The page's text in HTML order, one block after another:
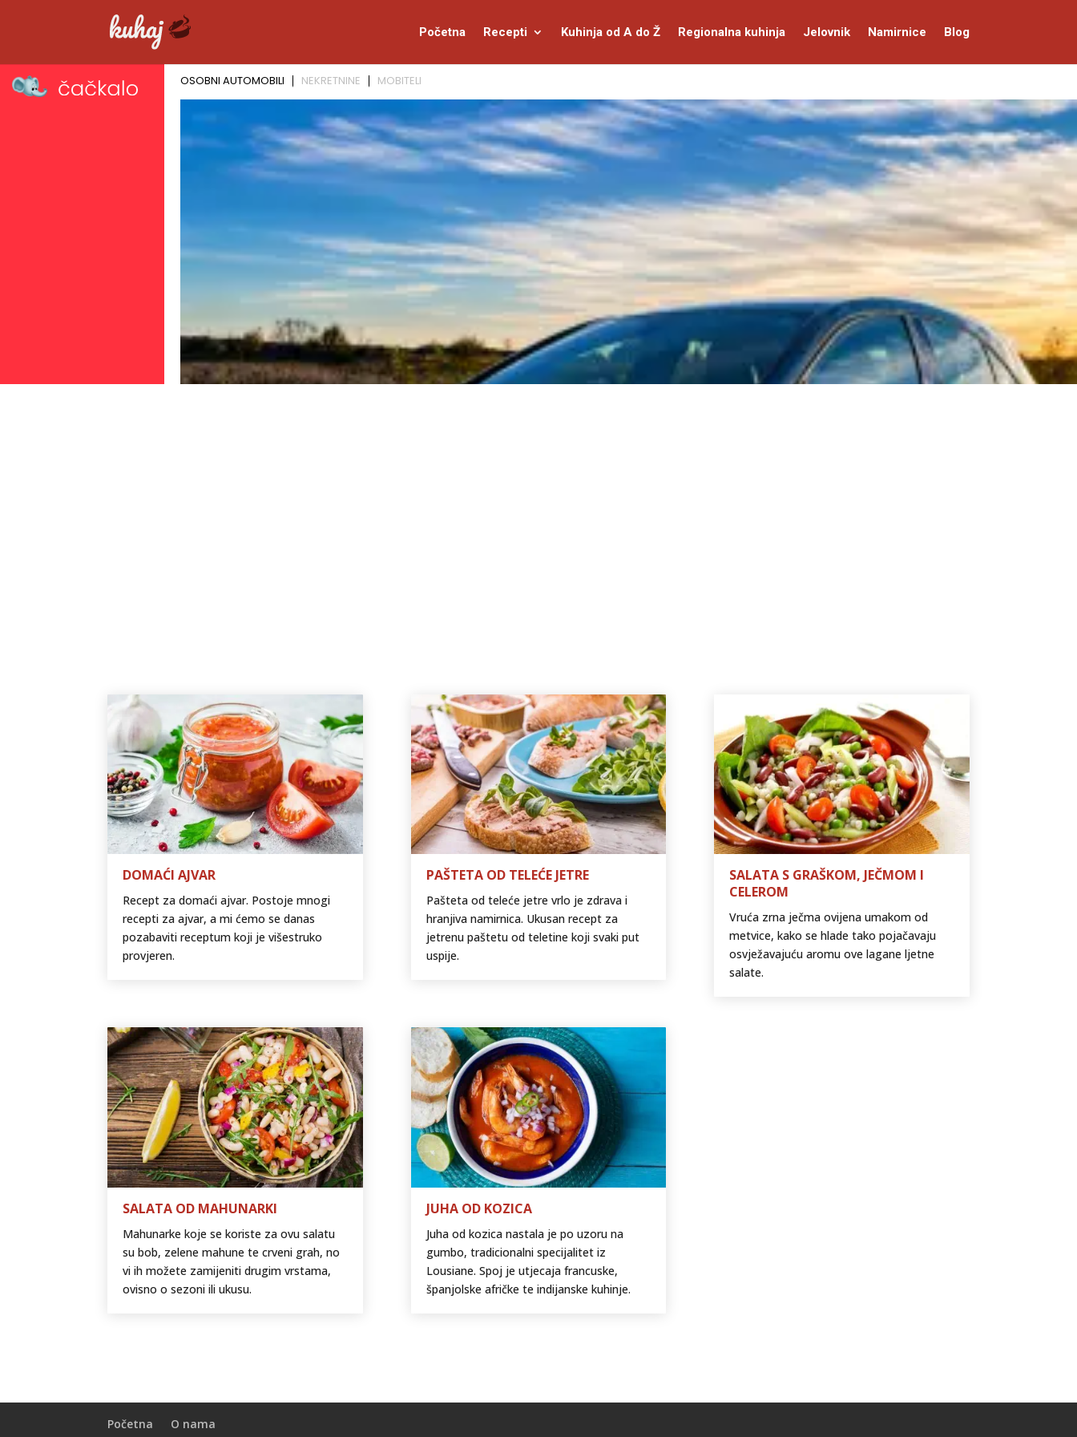
Početna Recepti Kuhinja od A do Ž Regionalna kuhinja Jelovnik Namirnice Blog
DOMAĆI AJVAR
Recept za domaći ajvar. Postoje mnogi
recepti za ajvar, a mi ćemo se danas
pozabaviti receptum koji je višestruko
provjeren.
SALATA OD MAHUNARKI
Mahunarke koje se koriste za ovu salatu
su bob, zelene mahune te crveni grah, no
vi ih možete zamijeniti drugim vrstama,
ovisno o sezoni ili ukusu.
PAŠTETA OD TELEĆE JETRE
Pašteta od teleće jetre vrlo je zdrava i
hranjiva namirnica. Ukusan recept za
jetrenu paštetu od teletine koji svaki put
uspije.
JUHA OD KOZICA
Juha od kozica nastala je po uzoru na
gumbo, tradicionalni specijalitet iz
Lousiane. Spoj je utjecaja francuske,
španjolske afričke te indijanske kuhinje.
SALATA S GRAŠKOM, JEČMOM I
CELEROM
Vruća zrna ječma ovijena umakom od
metvice, kako se hlade tako pojačavaju
osvježavajuću aromu ove lagane ljetne
salate.
Početna O nama